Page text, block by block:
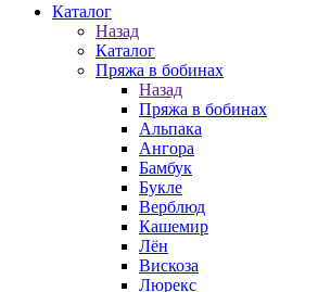
Каталог
Назад
Каталог
Пряжа в бобинах
Назад
Пряжа в бобинах
Альпака
Ангора
Бамбук
Букле
Верблюд
Кашемир
Лён
Вискоза
Люрекс